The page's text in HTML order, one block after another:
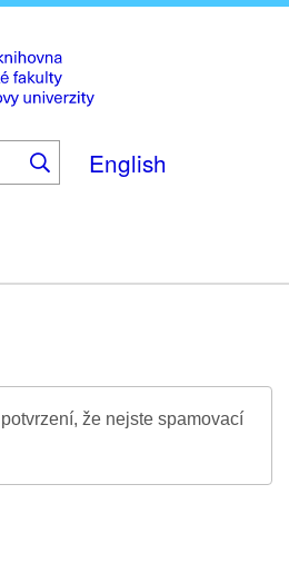
to
main
content
English
Digitalia
že nejste spamovací